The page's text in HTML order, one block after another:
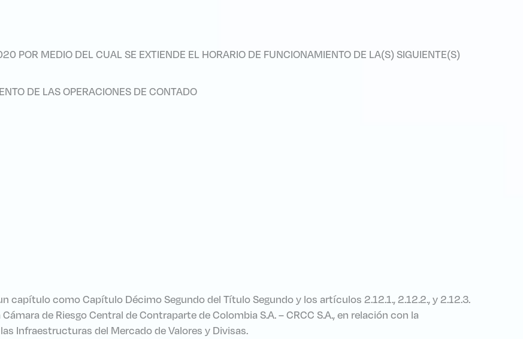
POR MEDIO DEL CUAL SE EXTIENDE EL HORARIO DE FUNCIONAMIENTO DE LA(S) SIGUIENTE(S)
DE LAS OPERACIONES DE CONTADO
capítulo como Capítulo Décimo Segundo del Título Segundo y los artículos 2.12.1., 2.12.2., y 2.12.3.
de Riesgo Central de Contraparte de Colombia S.A. – CRCC S.A., en relación con la
Infraestructuras del Mercado de Valores y Divisas.